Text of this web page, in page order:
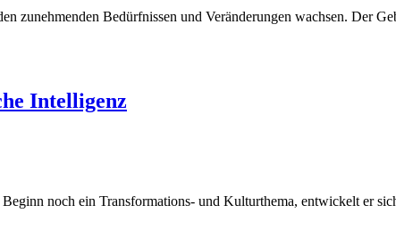
zunehmenden Bedürfnissen und Veränderungen wachsen. Der
Intelligenz
noch ein Transformations- und Kulturthema, entwickelt er